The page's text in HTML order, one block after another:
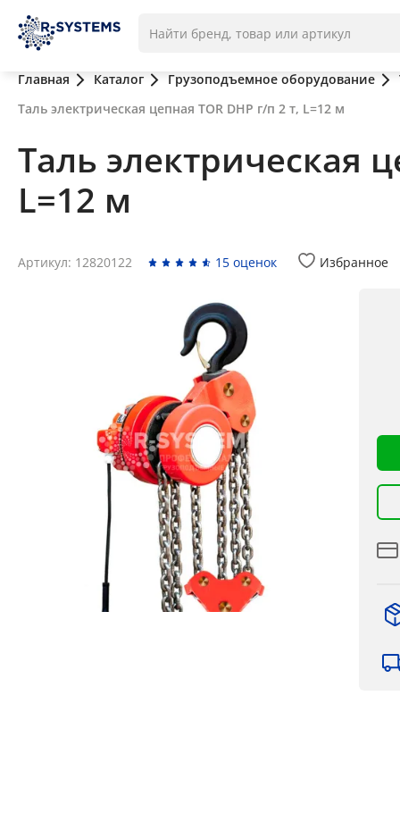
Главная Каталог Грузоподъемное оборудование
Таль электрическая цепная TOR DHP г/п 2 т, L=12 м
Таль электрическая
L=12 м
Артикул: 12820122 15 оценок Избранное